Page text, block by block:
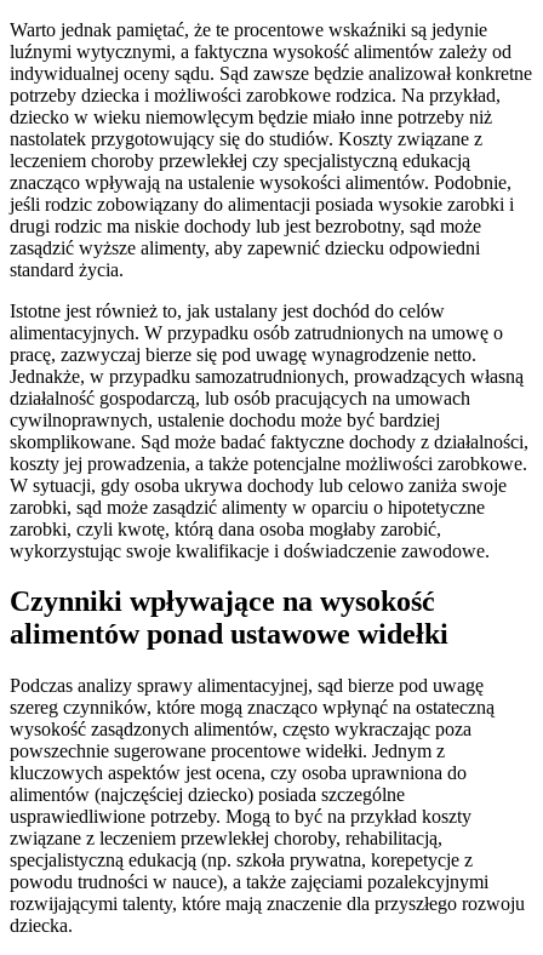
Warto jednak pamiętać, że te procentowe wskaźniki są jedynie
luźnymi wytycznymi, a faktyczna wysokość alimentów zależy od
indywidualnej oceny sądu. Sąd zawsze będzie analizował konkretne
potrzeby dziecka i możliwości zarobkowe rodzica. Na przykład,
dziecko w wieku niemowlęcym będzie miało inne potrzeby niż
nastolatek przygotowujący się do studiów. Koszty związane z
leczeniem choroby przewlekłej czy specjalistyczną edukacją
znacząco wpływają na ustalenie wysokości alimentów. Podobnie,
jeśli rodzic zobowiązany do alimentacji posiada wysokie zarobki i
drugi rodzic ma niskie dochody lub jest bezrobotny, sąd może
zasądzić wyższe alimenty, aby zapewnić dziecku odpowiedni
standard życia.
Istotne jest również to, jak ustalany jest dochód do celów
alimentacyjnych. W przypadku osób zatrudnionych na umowę o
pracę, zazwyczaj bierze się pod uwagę wynagrodzenie netto.
Jednakże, w przypadku samozatrudnionych, prowadzących własną
działalność gospodarczą, lub osób pracujących na umowach
cywilnoprawnych, ustalenie dochodu może być bardziej
skomplikowane. Sąd może badać faktyczne dochody z działalności,
koszty jej prowadzenia, a także potencjalne możliwości zarobkowe.
W sytuacji, gdy osoba ukrywa dochody lub celowo zaniża swoje
zarobki, sąd może zasądzić alimenty w oparciu o hipotetyczne
zarobki, czyli kwotę, którą dana osoba mogłaby zarobić,
wykorzystując swoje kwalifikacje i doświadczenie zawodowe.
Czynniki wpływające na wysokość
alimentów ponad ustawowe widełki
Podczas analizy sprawy alimentacyjnej, sąd bierze pod uwagę
szereg czynników, które mogą znacząco wpłynąć na ostateczną
wysokość zasądzonych alimentów, często wykraczając poza
powszechnie sugerowane procentowe widełki. Jednym z
kluczowych aspektów jest ocena, czy osoba uprawniona do
alimentów (najczęściej dziecko) posiada szczególne
usprawiedliwione potrzeby. Mogą to być na przykład koszty
związane z leczeniem przewlekłej choroby, rehabilitacją,
specjalistyczną edukacją (np. szkoła prywatna, korepetycje z
powodu trudności w nauce), a także zajęciami pozalekcyjnymi
rozwijającymi talenty, które mają znaczenie dla przyszłego rozwoju
dziecka.